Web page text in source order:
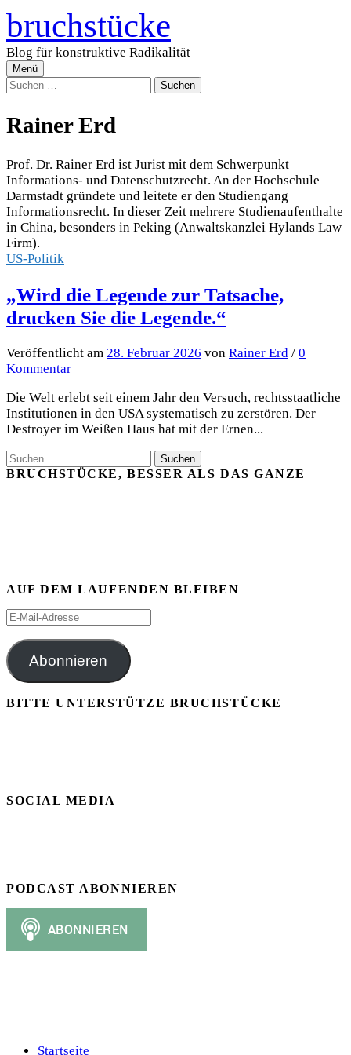
Zum
Inhalt
überspringen
bruchstücke
Blog für konstruktive Radikalität
Menü
Suchen
Rainer Erd
Prof. Dr. Rainer Erd ist Jurist mit dem Schwerpunkt
Informations- und Datenschutzrecht. An der Hochschule
Darmstadt gründete und leitete er den Studiengang
Informationsrecht. In dieser Zeit mehrere Studienaufenthalte
in China, besonders in Peking (Anwaltskanzlei Hylands Law
Firm).
US-Politik
„Wird die Legende zur Tatsache,
drucken Sie die Legende.“
Veröffentlicht am 28. Februar 2026 von Rainer Erd / 0
Kommentar
Die Welt erlebt seit einem Jahr den Versuch, rechtsstaatliche
Institutionen in den USA systematisch zu zerstören. Der
Destroyer im Weißen Haus hat mit der Ernen...
Suchen
nach:
BRUCHSTÜCKE, BESSER ALS DAS GANZE
AUF DEM LAUFENDEN BLEIBEN
E-
Adresse
Abonnieren
BITTE UNTERSTÜTZE BRUCHSTÜCKE
SOCIAL MEDIA
PODCAST ABONNIEREN
Startseite